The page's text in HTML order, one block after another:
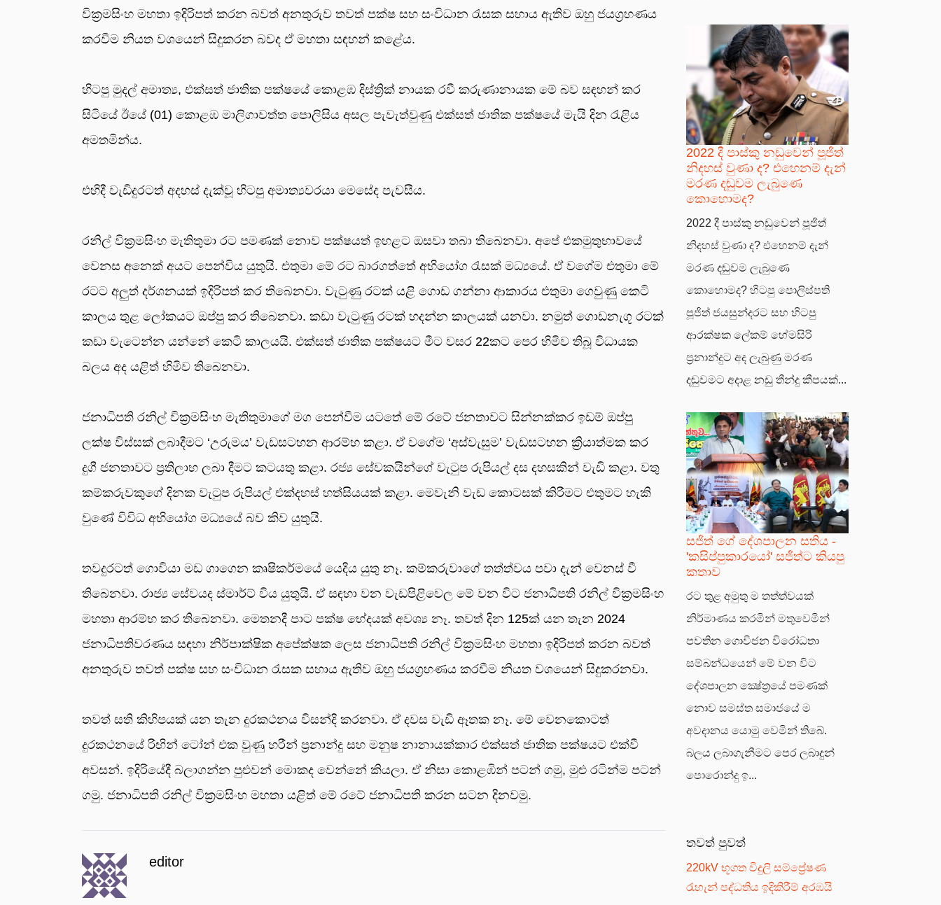
වික්‍රමසිංහ මහතා ඉදිරිපත් කරන බවත් අනතුරුව තවත් පක්ෂ සහ සංවිධාන රැසක සහාය ඇතිව ඔහු ජයග්‍රහණය
කරවීම නියත වශයෙන් සිදුකරන බවද ඒ මහතා සඳහන් කළේය.
හිටපු මුදල් අමාත්‍ය, එක්සත් ජාතික පක්ෂයේ කොළඹ දිස්ත්‍රික් නායක රවී කරුණානායක මේ බව සඳහන් කර
සිටියේ ඊයේ (01) කොළඹ මාලිගාවත්ත පොලිසිය අසල පැවැත්වුණු එක්සත් ජාතික පක්ෂයේ මැයි දින රැළිය
අමතමින්ය.
එහිදී වැඩිදුරටත් අදහස් දැක්වූ හිටපු අමාත්‍යවරයා මෙසේද පැවසීය.
රනිල් වික්‍රමසිංහ මැතිතුමා රට පමණක් නොව පක්ෂයත් ඉහළට ඔසවා තබා තිබෙනවා. අපේ එකමුතුභාවයේ
වෙනස අනෙක් අයට පෙන්විය යුතුයි. එතුමා මේ රට බාරගත්තේ අභියෝග රැසක් මධ්‍යයේ. ඒ වගේම එතුමා මේ
රටට අලුත් දර්ශනයක් ඉදිරිපත් කර තිබෙනවා. වැටුණු රටක් යළි ගොඩ ගන්නා ආකාරය එතුමා ගෙවුණු කෙටි
කාලය තුළ ලෝකයට ඔප්පු කර තිබෙනවා. කඩා වැටුණු රටක් හදන්න කාලයක් යනවා. නමුත් ගොඩනැගූ රටක්
කඩා වැටෙන්න යන්නේ කෙටි කාලයයි. එක්සත් ජාතික පක්ෂයට මීට වසර 22කට පෙර හිමිව තිබූ විධායක
බලය අද යළිත් හිමිව තිබෙනවා.
ජනාධිපති රනිල් වික්‍රමසිංහ මැතිතුමාගේ මග පෙන්වීම යටතේ මේ රටේ ජනතාවට සින්නක්කර ඉඩම් ඔප්පු
ලක්ෂ විස්සක් ලබාදීමට ‘උරුමය’ වැඩසටහන ආරම්භ කළා. ඒ වගේම ‘අස්වැසුම’ වැඩසටහන ක්‍රියාත්මක කර
දුගී ජනතාවට ප්‍රතිලාභ ලබා දීමට කටයතු කළා. රජ්‍ය සේවකයින්ගේ වැටුප රුපියල් දස දහසකින් වැඩි කළා. වතු
කම්කරුවකුගේ දිනක වැටුප රුපියල් එක්දහස් හත්සියයක් කළා. මෙවැනි වැඩ කොටසක් කිරීමට එතුමට හැකි
වුණේ විවිධ අභියෝග මධ්‍යයේ බව කිව යුතුයි.
තවදුරටත් ගොවියා මඩ ගාගෙන කෘෂිකර්මයේ යෙදිය යුතු නෑ. කම්කරුවාගේ තත්ත්වය පවා දැන් වෙනස් වී
තිබෙනවා. රාජ්‍ය සේවයද ස්මාර්ට් විය යුතුයි. ඒ සඳහා වන වැඩපිළිවෙල මේ වන විට ජනාධිපති රනිල් වික්‍රමසිංහ
මහතා ආරම්භ කර තිබෙනවා. මෙතනදී පාට පක්ෂ භේදයක් අවශ්‍ය නෑ. තවත් දින 125ක් යන තැන 2024
ජනාධිපතිවරණය සඳහා නිර්පාක්ෂික අපේක්ෂක ලෙස ජනාධිපති රනිල් වික්‍රමසිංහ මහතා ඉදිරිපත් කරන බවත්
අනතුරුව තවත් පක්ෂ සහ සංවිධාන රැසක සහාය ඇතිව ඔහු ජයග්‍රහණය කරවීම නියත වශයෙන් සිදුකරනවා.
තවත් සති කිහිපයක් යන තැන දුරකථනය විසන්දි කරනවා. ඒ දවස වැඩි ඈතක නෑ. මේ වෙනකොටත්
දුරකථනයේ රිඟින් ටෝන් එක වුණු හරීන් ප්‍රනාන්දු සහ මනුෂ නානායක්කාර එක්සත් ජාතික පක්ෂයට එක්වී
අවසන්. ඉදිරියේදී බලාගන්න පුළුවන් මොකද වෙන්නේ කියලා. ඒ නිසා කොළඹින් පටන් ගමු, මුළු රටින්ම පටන්
ගමු. ජනාධිපති රනිල් වික්‍රමසිංහ මහතා යළිත් මේ රටේ ජනාධිපති කරන සටන දිනවමු.
editor
2022 දී පාස්කු නඩුවෙන් පූජිත්
නිදහස් වුණා ද? එහෙනම් දැන්
මරණ දඬුවම ලැබුණෙ
කොහොමද?
2022 දී පාස්කු නඩුවෙන් පූජිත්
නිදහස් වුණා ද? එහෙනම් දැන්
මරණ දඬුවම ලැබුණෙ
කොහොමද? හිටපු පොලිස්පති
පූජිත් ජයසුන්දරට සහ හිටපු
ආරක්ෂක ලේකම් හේමසිරි
ප්‍රනාන්දුට අද ලැබුණු මරණ
දඬුවමට අදාළ නඩු තීන්දු කීපයක්...
සජිත් ගේ දේශපාලන සතිය -
'කසිප්පුකාරයෝ' සජිත්ට කියපු
කතාව
රට තුළ අමුතු ම තත්ත්වයක්
නිර්මාණය කරමින් මතුවෙමින්
පවතින ගොවිජන විරෝධතා
සම්බන්ධයෙන් මේ වන විට
දේශපාලන ක්‍ෂේත්‍රයේ පමණක්
නොව සමස්ත සමාජයේ ම
අවදානය යොමු වෙමින් තිබේ.
බලය ලබාගැනීමට පෙර ලබාදුන්
පොරොන්දු ඉ...
තවත් පුවත්
220kV භූගත විදුලි සම්ප්‍රේෂණ
රැහැන් පද්ධතිය ඉදිකිරීම් අරඹයි